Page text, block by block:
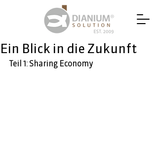
Ein Blick in die Zukunft
Teil 1: Sharing Economy